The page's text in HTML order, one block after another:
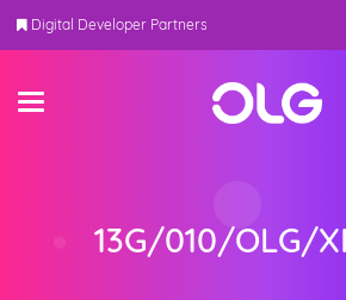
Digital Developer Partners
13G/010/OLG/